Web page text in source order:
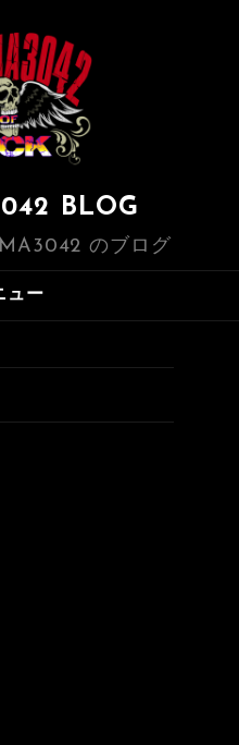
BLOG
のブログ
ュー